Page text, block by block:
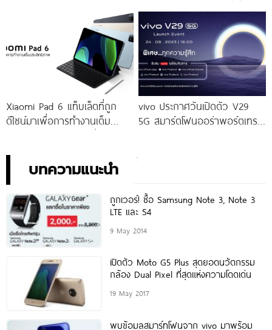
ราคาเริ่มต้นเพียง 14,999 บาท
จัดเต็มกับโปรโมชันพิเศษก่อนใคร
ราคาใหม่เพียง 4,599 บาท
เท่านั้น!
Xiaomi Pad 6 แท็บเล็ตที่ถูก
ดีไซน์มาเพื่อการทำงานเต็ม
vivo ประกาศวันเปิดตัว V29
5G สมาร์ตโฟนออร่าพอร์ตเทร
บทความแนะนำ
ถูกเวอร์! ซื้อ Samsung Note 3, Note 3
LTE และ S4
9 May 2014
เปิดตัว Moto G5 Plus สุดยอดนวัตกรรม
กล้อง Dual Pixel ที่สุดแห่งความโดดเด่น
19 May 2017
พบข้อมูลสมาร์ทโฟนจาก vivo มาพร้อม